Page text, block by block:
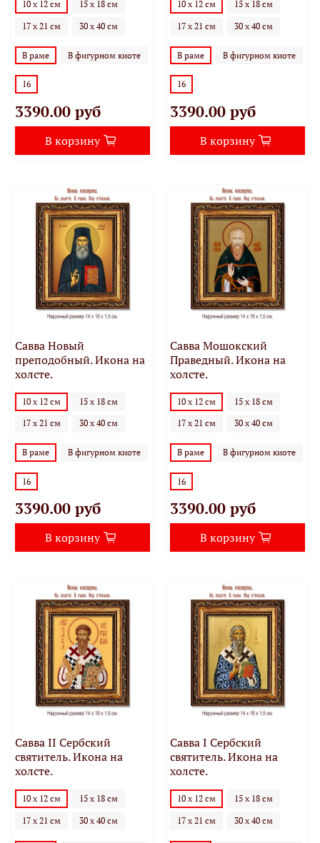
10 х 12 см 15 х 18 см
17 х 21 см 30 х 40 см
В раме В фигурном киоте
16
3390.00 руб
В корзину
10 х 12 см 15 х 18 см
17 х 21 см 30 х 40 см
В раме В фигурном киоте
16
3390.00 руб
В корзину
Савва Новый
преподобный. Икона на
холсте.
10 х 12 см 15 х 18 см
17 х 21 см 30 х 40 см
В раме В фигурном киоте
16
3390.00 руб
В корзину
Савва Мошокский
Праведный. Икона на
холсте.
10 х 12 см 15 х 18 см
17 х 21 см 30 х 40 см
В раме В фигурном киоте
16
3390.00 руб
В корзину
Савва II Сербский
святитель. Икона на
холсте.
10 х 12 см 15 х 18 см
17 х 21 см 30 х 40 см
Савва I Сербский
святитель. Икона на
холсте.
10 х 12 см 15 х 18 см
17 х 21 см 30 х 40 см